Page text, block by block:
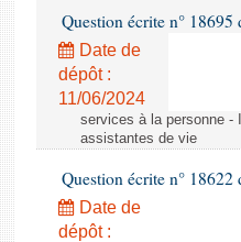
Question écrite n°
Date de
dépôt :
11/06/2024
services à la personne -
assistantes de vie
Question écrite n°
Date de
dépôt :